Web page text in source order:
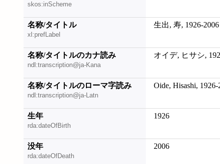
skos:inScheme
名称/タイトル
xl:prefLabel
生出, 寿, 1926-2006
名称/タイトルのカナ読み
ndl:transcription@ja-Kana
オイデ, ヒサシ,
名称/タイトルのローマ字読み
ndl:transcription@ja-Latn
Oide, Hisashi, 1926-
生年
rda:dateOfBirth
1926
没年
rda:dateOfDeath
2006